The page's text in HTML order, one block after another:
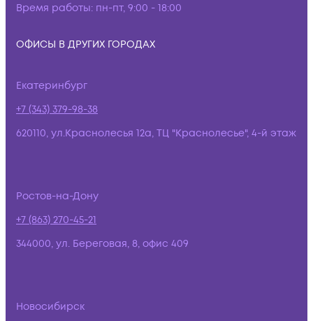
Время работы: пн-пт, 9:00 - 18:00
ОФИСЫ В ДРУГИХ ГОРОДАХ
Екатеринбург
+7 (343) 379-98-38
620110, ул.Краснолесья 12а, ТЦ "Краснолесье", 4-й этаж
Ростов-на-Дону
+7 (863) 270-45-21
344000, ул. Береговая, 8, офис 409
Новосибирск